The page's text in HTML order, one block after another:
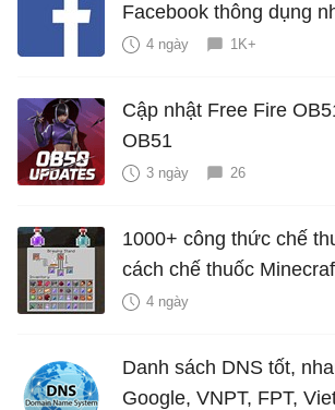
Facebook thông dụng
4 ngày 1K+
Cập nhật Free Fire
OB51
3 ngày 26
1000+ công thức chế
cách chế thuốc
4 ngày
Danh sách DNS tốt,
Google, VNPT, FPT,